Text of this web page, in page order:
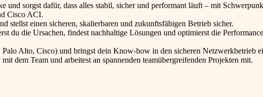
und sorgst dafür, dass alles stabil, sicher und performant läuft – mit
Cisco ACI.
stellst einen sicheren, skalierbaren und zukunftsfähigen Betrieb sicher.
du die Ursachen, findest nachhaltige Lösungen und optimierst die
Alto, Cisco) und bringst dein Know-how in den sicheren Netzwerkbetrieb
dem Team und arbeitest an spannenden teamübergreifenden Projekten mit.